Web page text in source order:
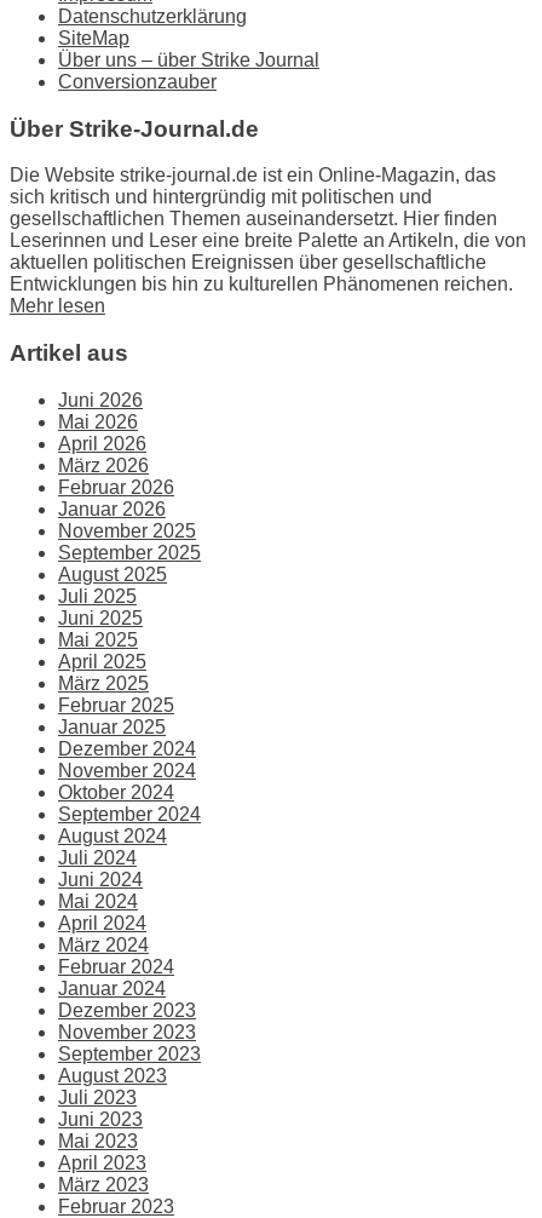
Datenschutzerklärung
SiteMap
Über uns – über Strike Journal
Conversionzauber
Über Strike-Journal.de
Die Website strike-journal.de ist ein Online-Magazin, das
sich kritisch und hintergründig mit politischen und
gesellschaftlichen Themen auseinandersetzt. Hier finden
Leserinnen und Leser eine breite Palette an Artikeln, die von
aktuellen politischen Ereignissen über gesellschaftliche
Entwicklungen bis hin zu kulturellen Phänomenen reichen.
Mehr lesen
Artikel aus
Juni 2026
Mai 2026
April 2026
März 2026
Februar 2026
Januar 2026
November 2025
September 2025
August 2025
Juli 2025
Juni 2025
Mai 2025
April 2025
März 2025
Februar 2025
Januar 2025
Dezember 2024
November 2024
Oktober 2024
September 2024
August 2024
Juli 2024
Juni 2024
Mai 2024
April 2024
März 2024
Februar 2024
Januar 2024
Dezember 2023
November 2023
September 2023
August 2023
Juli 2023
Juni 2023
Mai 2023
April 2023
März 2023
Februar 2023